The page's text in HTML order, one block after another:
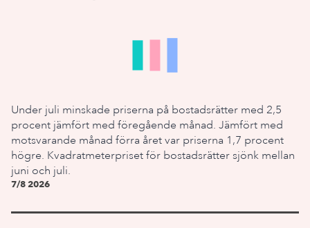
Under juli minskade priserna på bostadsrätter med 2,5
procent jämfört med föregående månad. Jämfört med
motsvarande månad förra året var priserna 1,7 procent
högre. Kvadratmeterpriset för bostadsrätter sjönk mellan
juni och juli.
7/8 2026